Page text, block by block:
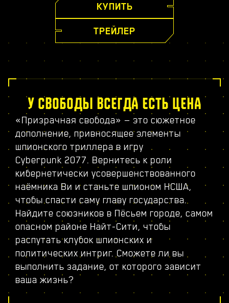
КУПИТЬ
ТРЕЙЛЕР
У СВОБОДЫ ВСЕГДА ЕСТЬ ЦЕНА
«Призрачная свобода» — это сюжетное
дополнение, привносящее элементы
шпионского триллера в игру
Cyberpunk 2077. Вернитесь к роли
кибернетически усовершенствованного
наёмника Ви и станьте шпионом НСША,
чтобы спасти саму главу государства.
Найдите союзников в Пёсьем городе, самом
опасном районе Найт-Сити, чтобы
распутать клубок шпионских и
политических интриг. Сможете ли вы
выполнить задание, от которого зависит
ваша жизнь?